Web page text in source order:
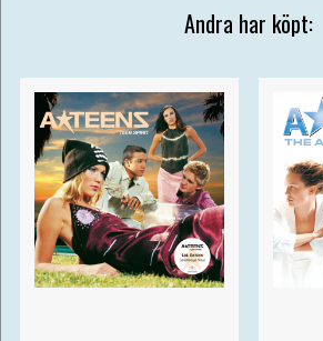
Andra har köpt: